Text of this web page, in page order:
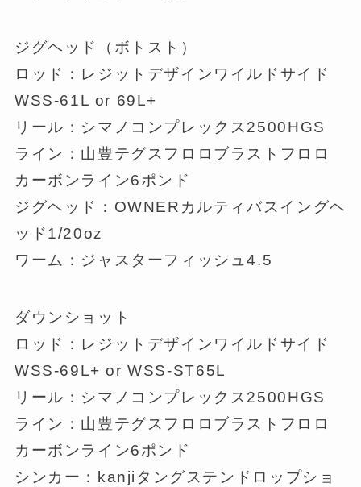
ジグヘッド（ボトスト）
ロッド：レジットデザインワイルドサイド
WSS-61L or 69L+
リール：シマノコンプレックス2500HGS
ライン：山豊テグスフロロブラストフロロ
カーボンライン6ポンド
ジグヘッド：OWNERカルティバスイングヘ
ッド1/20oz
ワーム：ジャスターフィッシュ4.5
ダウンショット
ロッド：レジットデザインワイルドサイド
WSS-69L+ or WSS-ST65L
リール：シマノコンプレックス2500HGS
ライン：山豊テグスフロロブラストフロロ
カーボンライン6ポンド
シンカー：kanjiタングステンドロップショ